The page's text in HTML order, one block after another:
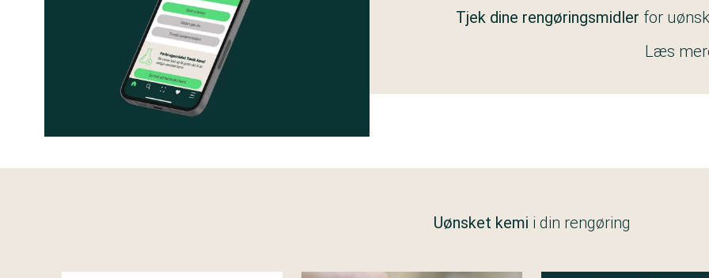
Tjek dine rengøringsmidler for
Læs
Uønsket kemi i din rengøring